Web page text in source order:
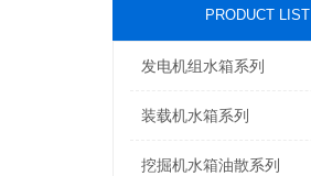
PRODUCT LIST
发电机组水箱系列
装载机水箱系列
挖掘机水箱油散系列